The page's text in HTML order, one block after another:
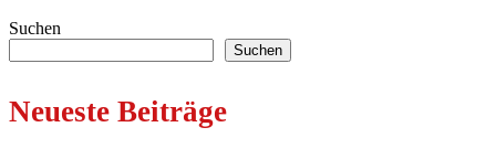
Suchen
Suchen
Neueste Beiträge